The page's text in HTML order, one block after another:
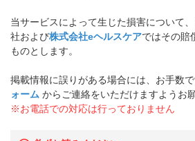
当サービスによって生じた損害について
社および株式会社eヘルスケアではその賠
ものとします。
掲載情報に誤りがある場合には、お手数で
ォーム からご連絡をいただけますようお
※お電話での対応は行っておりません